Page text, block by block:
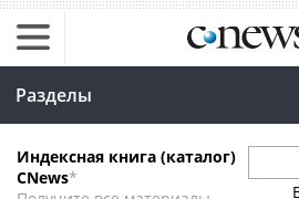
Разделы
Индексная книга (каталог)
CNews*